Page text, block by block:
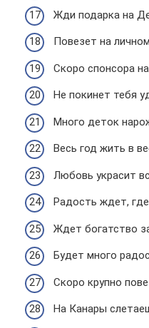
Жди подарка на
Повезет на
Скоро спонсора
Не покинет тебя
Много деток
Весь год жить в
Любовь украсит
Радость ждет,
Ждет богатство
Будет много
Скоро крупно
На Канары